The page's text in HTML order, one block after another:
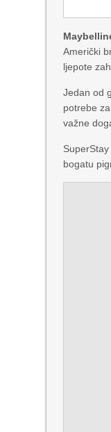
Američki
ljepote
Jedan od
potrebe
važne
bogatu